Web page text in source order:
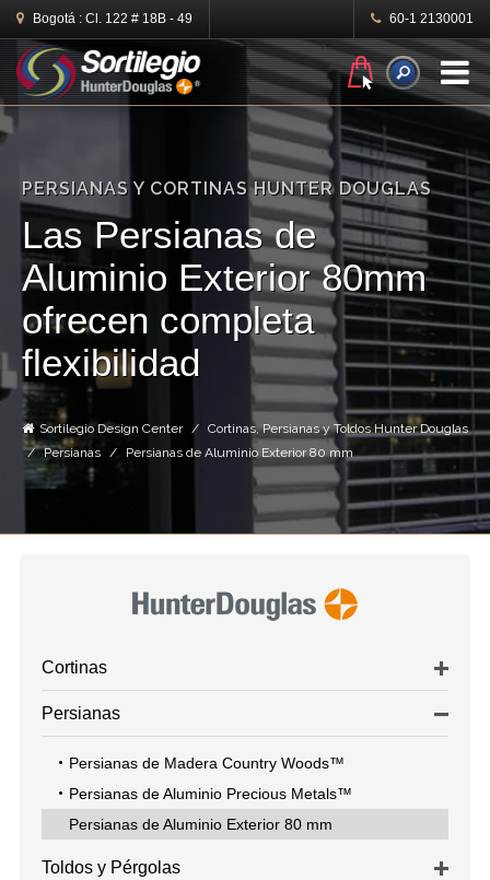
Bogotá : Cl. 122 # 18B - 49 60-1 2130001
PERSIANAS Y CORTINAS HUNTER DOUGLAS
Las Persianas de
Aluminio Exterior 80mm
ofrecen completa
flexibilidad
Sortilegio Design Center
Cortinas, Persianas y Toldos Hunter Douglas
Persianas
Persianas de Aluminio Exterior 80 mm
Cortinas
Persianas
Persianas de Madera Country Woods™
Persianas de Aluminio Precious Metals™
Persianas de Aluminio Exterior 80 mm
Toldos y Pérgolas